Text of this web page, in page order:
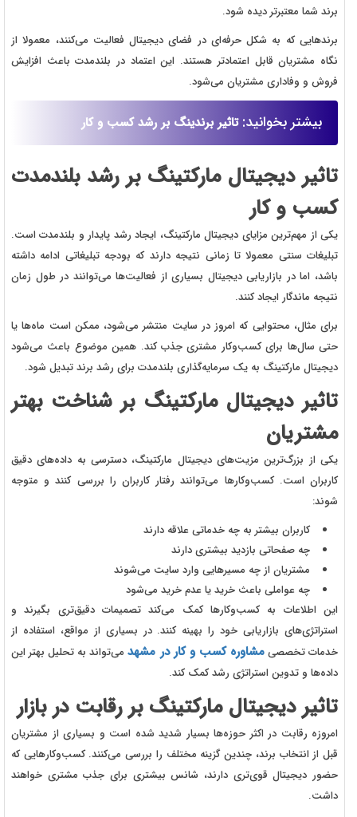
برند شما معتبرتر دیده شود.
برندهایی که به شکل حرفه‌ای در فضای دیجیتال فعالیت می‌کنند، معمولا از
نگاه مشتریان قابل اعتمادتر هستند. این اعتماد در بلندمدت باعث افزایش
فروش و وفاداری مشتریان می‌شود.
بیشتر بخوانید:تاثیر برندینگ بر رشد کسب و کار
تاثیر دیجیتال مارکتینگ بر رشد بلندمدت
کسب و کار
یکی از مهم‌ترین مزایای دیجیتال مارکتینگ، ایجاد رشد پایدار و بلندمدت است.
تبلیغات سنتی معمولا تا زمانی نتیجه دارند که بودجه تبلیغاتی ادامه داشته
باشد، اما در بازاریابی دیجیتال بسیاری از فعالیت‌ها می‌توانند در طول زمان
نتیجه ماندگار ایجاد کنند.
برای مثال، محتوایی که امروز در سایت منتشر می‌شود، ممکن است ماه‌ها یا
حتی سال‌ها برای کسب‌وکار مشتری جذب کند. همین موضوع باعث می‌شود
دیجیتال مارکتینگ به یک سرمایه‌گذاری بلندمدت برای رشد برند تبدیل شود.
تاثیر دیجیتال مارکتینگ بر شناخت بهتر
مشتریان
یکی از بزرگ‌ترین مزیت‌های دیجیتال مارکتینگ، دسترسی به داده‌های دقیق
کاربران است. کسب‌وکارها می‌توانند رفتار کاربران را بررسی کنند و متوجه
شوند:
کاربران بیشتر به چه خدماتی علاقه دارند
چه صفحاتی بازدید بیشتری دارند
مشتریان از چه مسیرهایی وارد سایت می‌شوند
چه عواملی باعث خرید یا عدم خرید می‌شود
این اطلاعات به کسب‌وکارها کمک می‌کند تصمیمات دقیق‌تری بگیرند و
استراتژی‌های بازاریابی خود را بهینه کنند. در بسیاری از مواقع، استفاده از
خدمات تخصصیمشاوره کسب و کار در مشهدمی‌تواند به تحلیل بهتر این
داده‌ها و تدوین استراتژی رشد کمک کند.
تاثیر دیجیتال مارکتینگ بر رقابت در بازار
امروزه رقابت در اکثر حوزه‌ها بسیار شدید شده است و بسیاری از مشتریان
قبل از انتخاب برند، چندین گزینه مختلف را بررسی می‌کنند. کسب‌وکارهایی که
حضور دیجیتال قوی‌تری دارند، شانس بیشتری برای جذب مشتری خواهند
داشت.